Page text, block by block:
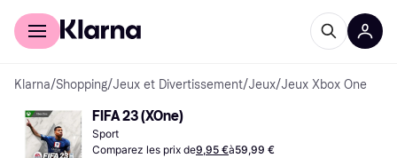
Acheter avec Klarna
Klarna/Shopping/Jeux et Divertissement/Jeux/Jeux Xbox One
FIFA 23 (XOne)
Sport
Comparez les prix de9,95 €à59,99 €